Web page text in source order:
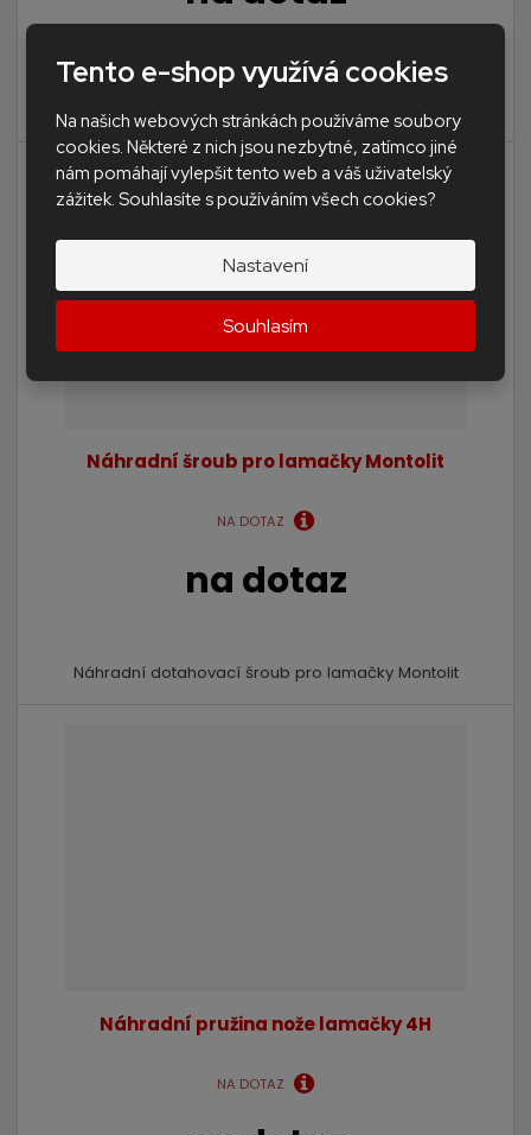
Tento e-shop využívá cookies
Na našich webových stránkách používáme soubory
cookies. Některé z nich jsou nezbytné, zatímco jiné
nám pomáhají vylepšit tento web a váš uživatelský
zážitek. Souhlasíte s používáním všech cookies?
Nastavení
Souhlasím
Náhradní lámací nože pro lamačku zámkové dlažby
4 (mechanická) a 4H (hydrau...
Náhradní šroub pro lamačky Montolit
na dotaz
NA DOTAZ
Náhradní dotahovací šroub pro lamačky Montolit
Náhradní pružina nože lamačky 4H
NA DOTAZ